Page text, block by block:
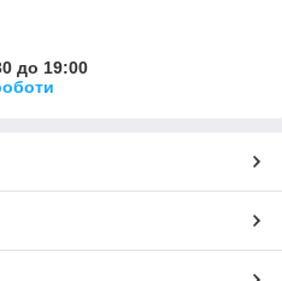
до 19:00